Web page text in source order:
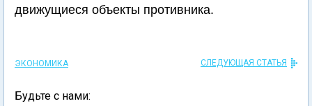
движущиеся объекты противника.
ЭКОНОМИКА СЛЕДУЮЩАЯ СТАТЬЯ
Будьте с нами: